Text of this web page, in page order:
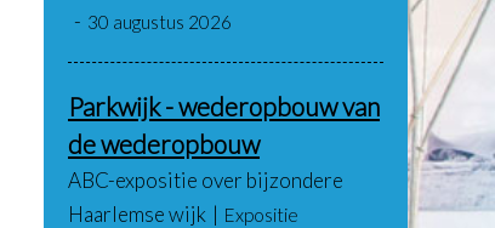
30 augustus 2026
Parkwijk - wederopbouw van
de wederopbouw
ABC-expositie over bijzondere
Haarlemse wijk
Expositie